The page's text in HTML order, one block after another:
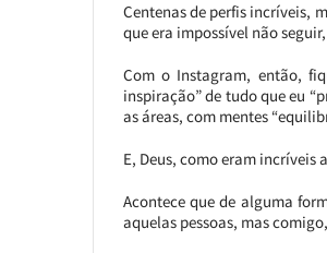
Centenas de perfis incríveis,
que era impossível não
Com o Instagram, então,
inspiração” de tudo que eu
as áreas, com mentes
E, Deus, como eram
Acontece que de alguma
aquelas pessoas, mas